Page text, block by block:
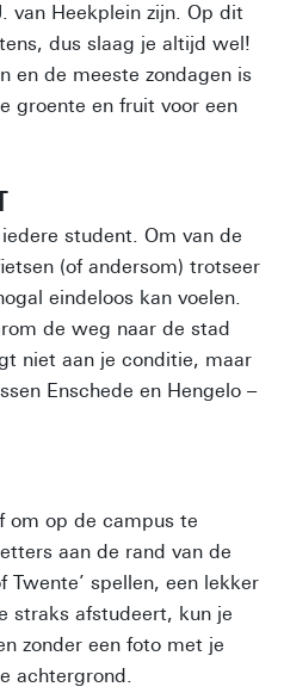
van Heekplein zijn. Op dit
dus slaag je altijd wel!
en de meeste zondagen is
groente en fruit voor een
student. Om van de
(of andersom) trotseer
eindeloos kan voelen.
de weg naar de stad
niet aan je conditie, maar
Enschede en Hengelo –
om op de campus te
aan de rand van de
Twente’ spellen, een lekker
straks afstudeert, kun je
zonder een foto met je
achtergrond.